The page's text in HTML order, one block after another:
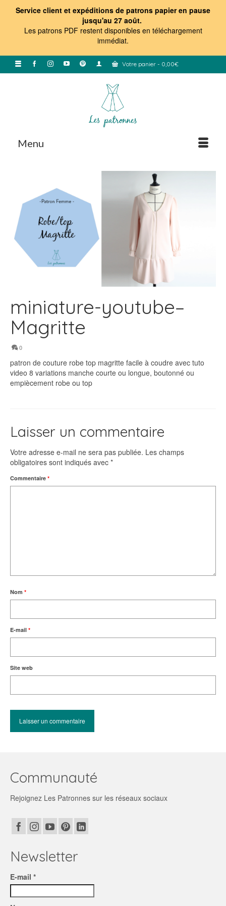
Service client et expéditions de patrons papier en pause
jusqu'au 27 août.
Les patrons PDF restent disponibles en téléchargement
immédiat.
Votre panier - 0,00€
Menu
miniature-youtube–
Magritte
0
patron de couture robe top magritte facile à coudre avec tuto
video 8 variations manche courte ou longue, boutonné ou
empiècement robe ou top
Laisser un commentaire
Votre adresse e-mail ne sera pas publiée. Les champs
obligatoires sont indiqués avec *
Commentaire *
Nom *
E-mail *
Site web
Communauté
Rejoignez Les Patronnes sur les réseaux sociaux
Newsletter
E-mail *